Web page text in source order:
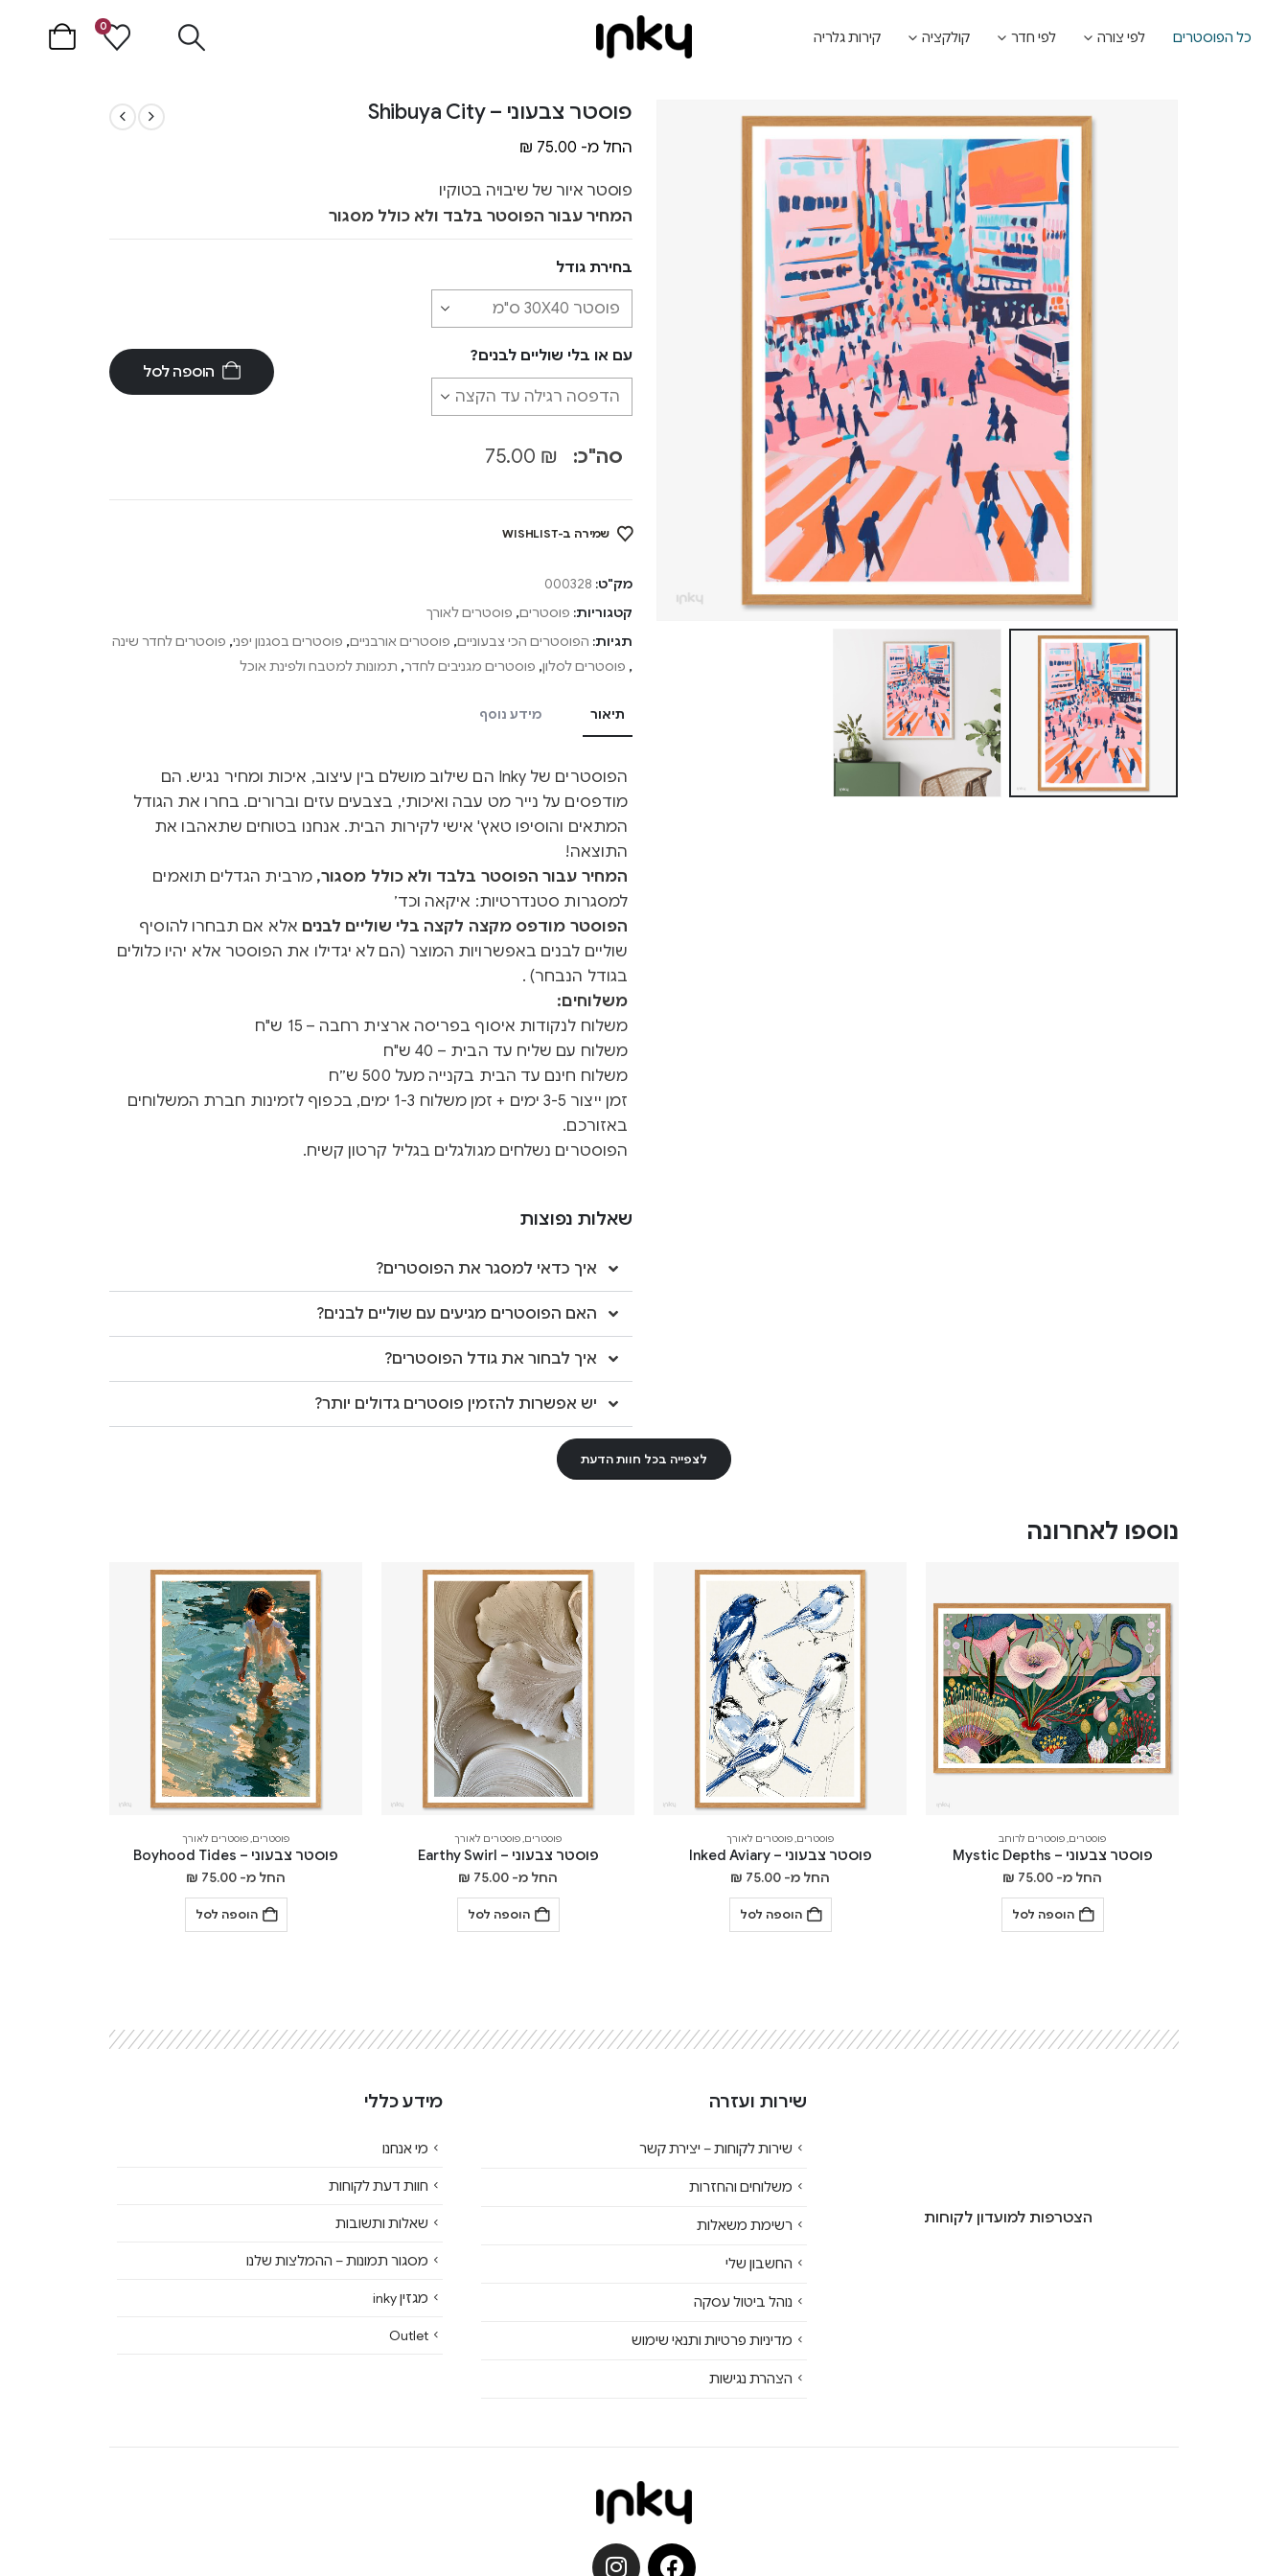
כל הפוסטרים לפי צורה לפי חדר קולקציה קירות גלריה
0
פוסטר צבעוני – Shibuya City
החל מ- ₪ 75.00
פוסטר איור של שיבויה בטוקיו
המחיר עבור הפוסטר בלבד ולא כולל מסגור
בחירת גודל
עם או בלי שוליים לבנים?
סה"כ: ₪
הוספה לסל
שמירה ב-WISHLIST
מק"ט: 000328
קטגוריות: פוסטרים, פוסטרים לאורך
תגיות: הפוסטרים הכי צבעוניים, פוסטרים אורבניים, פוסטרים בסגנון יפני, פוסטרים לחדר שינה
, פוסטרים לסלון, פוסטרים מגניבים לחדר, תמונות למטבח ולפינת אוכל
תיאור מידע נוסף
הפוסטרים של Inky הם שילוב מושלם בין עיצוב, איכות ומחיר נגיש. הם
מודפסים על נייר מט עבה ואיכותי, בצבעים עזים וברורים. בחרו את הגודל
המתאים והוסיפו טאץ' אישי לקירות הבית. אנחנו בטוחים שתאהבו את
התוצאה!
המחיר עבור הפוסטר בלבד ולא כולל מסגור, מרבית הגדלים תואמים
למסגרות סטנדרטיות: איקאה וכד׳
הפוסטר מודפס מקצה לקצה בלי שוליים לבנים אלא אם תבחרו להוסיף
שוליים לבנים באפשרויות המוצר (הם לא יגדילו את הפוסטר אלא יהיו כלולים
בגודל הנבחר) .
משלוחים:
משלוח לנקודות איסוף בפריסה ארצית רחבה – 15 ש"ח
משלוח עם שליח עד הבית – 40 ש"ח
משלוח חינם עד הבית בקנייה מעל 500 ש״ח
זמן ייצור 3-5 ימים + זמן משלוח 1-3 ימים, בכפוף לזמינות חברת המשלוחים
באזורכם.
הפוסטרים נשלחים מגולגלים בגליל קרטון קשיח.
שאלות נפוצות
איך כדאי למסגר את הפוסטרים?
האם הפוסטרים מגיעים עם שוליים לבנים?
איך לבחור את גודל הפוסטרים?
יש אפשרות להזמין פוסטרים גדולים יותר?
לצפייה בכל חוות הדעת
נוספו לאחרונה
פוסטרים,פוסטרים לרוחב
פוסטר צבעוני – Mystic Depths
החל מ- ₪ 75.00
הוספה לסל
פוסטרים,פוסטרים לאורך
פוסטר צבעוני – Inked Aviary
החל מ- ₪ 75.00
הוספה לסל
פוסטרים,פוסטרים לאורך
פוסטר צבעוני – Earthy Swirl
החל מ- ₪ 75.00
הוספה לסל
פוסטרים,פוסטרים לאורך
פוסטר צבעוני – Boyhood Tides
החל מ- ₪ 75.00
הוספה לסל
הצטרפות למועדון לקוחות
שירות ועזרה
שירות לקוחות – יצירת קשר
משלוחים והחזרות
רשימת משאלות
החשבון שלי
נוהל ביטול עסקה
מדיניות פרטיות ותנאי שימוש
הצהרת נגישות
מידע כללי
מי אנחנו
חוות דעת לקוחות
שאלות ותשובות
מסגור תמונות – ההמלצות שלנו
מגזין inky
Outlet